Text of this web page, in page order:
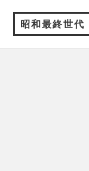
昭和最終世代